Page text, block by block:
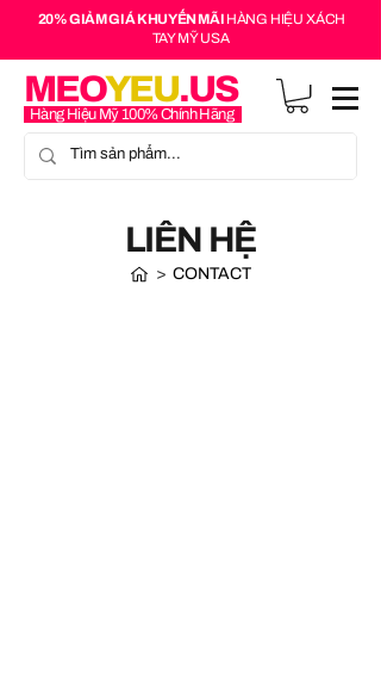
20% GIẢM GIÁ KHUYẾN MÃI HÀNG HIỆU XÁCH
TAY MỸ USA
MEOYEU.US
Hàng Hiệu Mỹ 100% Chính Hãng
LIÊN HỆ
> CONTACT